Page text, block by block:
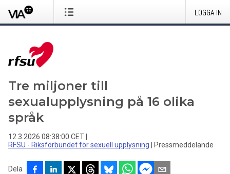
LOGGA IN
Tre miljoner till
sexualupplysning på 16 olika
språk
12.3.2026 08:38:00 CET
RFSU - Riksförbundet för sexuell upplysning
Pressmeddelande
Dela